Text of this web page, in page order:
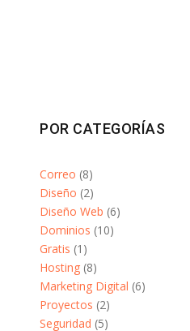
POR CATEGORÍAS
Correo (8)
Diseño (2)
Diseño Web (6)
Dominios (10)
Gratis (1)
Hosting (8)
Marketing Digital (6)
Proyectos (2)
Seguridad (5)